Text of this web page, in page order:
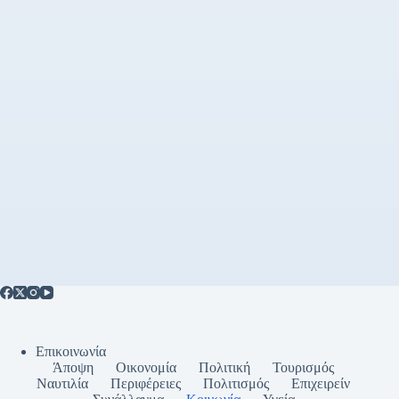
Επικοινωνία
Άποψη
Οικονομία Πολιτική
Τουρισμός
Ναυτιλία
Περιφέρειες Πολιτισμός
Επιχειρείν